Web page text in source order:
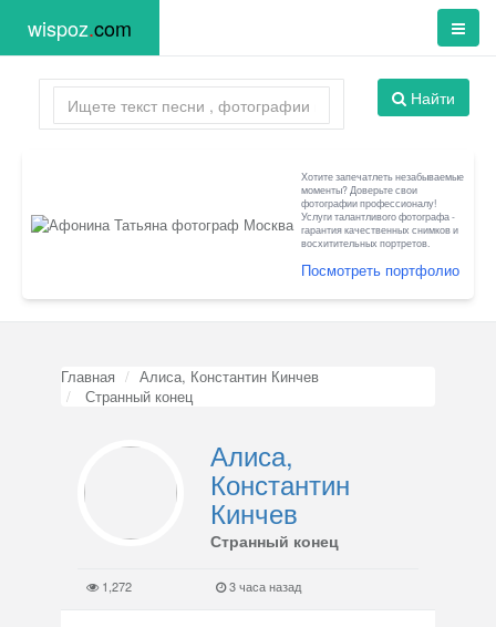
wispoz.com
Найти
Хотите запечатлеть незабываемые
моменты? Доверьте свои
фотографии профессионалу!
Услуги талантливого фотографа -
гарантия качественных снимков и
восхитительных портретов.
Посмотреть портфолио
Главная
Алиса, Константин Кинчев
Странный конец
Алиса,
Константин
Кинчев
Странный конец
1,272 3 часа назад